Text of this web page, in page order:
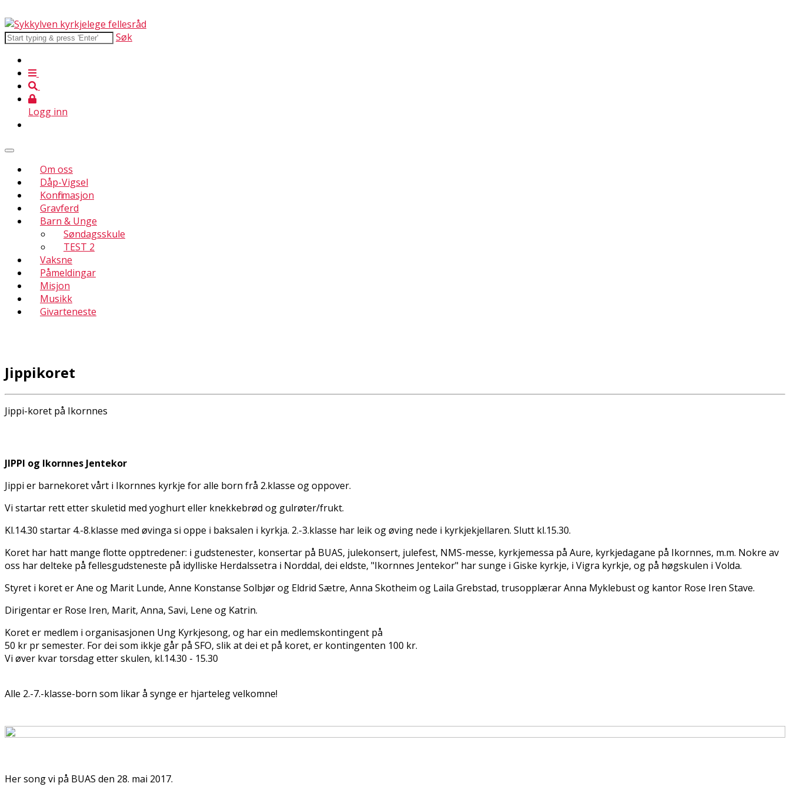
Søk
Logg inn
Om oss
Dåp-Vigsel
Konfirmasjon
Gravferd
Barn & Unge
Søndagsskule
TEST 2
Vaksne
Påmeldingar
Misjon
Musikk
Givarteneste
Jippikoret
Jippi-koret på Ikornnes
JIPPI og Ikornnes Jentekor
Jippi er barnekoret vårt i Ikornnes kyrkje for alle born frå 2.klasse og oppover.
Vi startar rett etter skuletid med yoghurt eller knekkebrød og gulrøter/frukt.
Kl.14.30 startar 4.-8.klasse med øvinga si oppe i baksalen i kyrkja. 2.-3.klasse har leik og øving nede i kyrkjekjellaren. Slutt kl.15.30.
Koret har hatt mange flotte opptredener: i gudstenester, konsertar på BUAS, julekonsert, julefest, NMS-messe, kyrkjemessa på Aure, kyrkjedagane på Ikornnes, m.m. Nokre av
oss har delteke på fellesgudsteneste på idylliske Herdalssetra i Norddal, dei eldste, "Ikornnes Jentekor" har sunge i Giske kyrkje, i Vigra kyrkje, og på høgskulen i Volda.
Styret i koret er Ane og Marit Lunde, Anne Konstanse Solbjør og Eldrid Sætre, Anna Skotheim og Laila Grebstad, trusopplærar Anna Myklebust og kantor Rose Iren Stave.
Dirigentar er Rose Iren, Marit, Anna, Savi, Lene og Katrin.
Koret er medlem i organisasjonen Ung Kyrkjesong, og har ein medlemskontingent på
50 kr pr semester. For dei som ikkje går på SFO, slik at dei et på koret, er kontingenten 100 kr.
Vi øver kvar torsdag etter skulen, kl.14.30 - 15.30
Alle 2.-7.-klasse-born som likar å synge er hjarteleg velkomne!
Her song vi på BUAS den 28. mai 2017.